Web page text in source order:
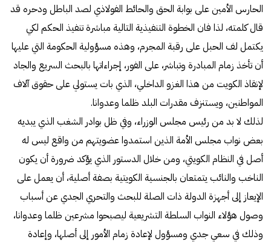
الحارس الأمين على بوابة الحق والحائط الفولاذي لصد الباطل ودحره قد
قال كلمته، لذا فان الخطوة التنفيذية التالية مباشرة تنفيذ الحكم لكي
يكتمل لف الحبل على رقبة المجرم، وهذه مسؤولية الحكومة التي عليها
أن تأخذ زمام المبادرة وتباشر، على الفور، إجراءاتها بالبحث السريع والجاد
لإنقاذ الكويت من هذا الغزو الداخلي، الذي بات يستولي على حقوق آلاف
المواطنين، ويستنزف مقدرات البلد ظلما وعدوانا.
لذلك لا بد من رئيس مجلس الوزراء، وفي ظل بوادر الشغب الذي يبديه
بعض نواب مجلس الأمة الذين استمدوا عضويتهم من واقع ليس له
أصل في النظام الكويتي، ومن خلال الدستور الذي يؤكد ضرورة أن يكون
الناخب والنائب يتمتعان بالجنسية الكويتية بصفة أصلية، أن يعمل على
الإيعاز إلى أجهزة الدولة ذات الصلة للبحث والتحري الجدي عن أسباب
وصول هؤلاء النواب السلطة التشريعية ليصبحوا مشرعين ظلما وعدوانا،
وذلك في سعي جدي ومسؤول لإعادة زمام الأمور إلى أصلها، وإعادة